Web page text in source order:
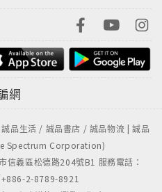
劃時代的書寫感覺吧！
網
品生活 / 誠品書店 / 誠品物流 | 誠品
Spectrum Corporation)
義區松德路204號B1 服務電話：
2-8789-8921